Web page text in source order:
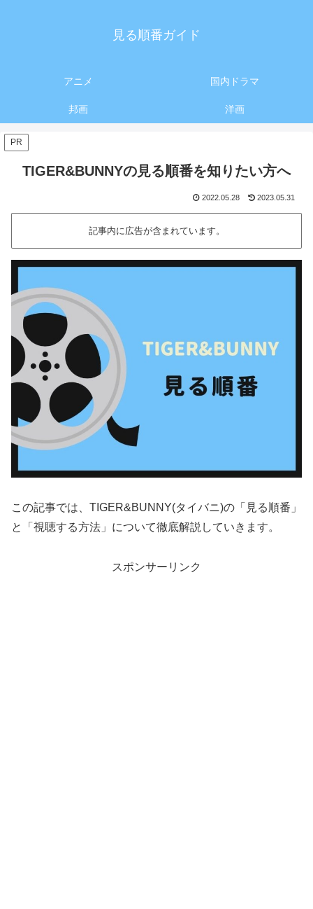
見る順番ガイド
アニメ 国内ドラマ
邦画 洋画
PR
TIGER&BUNNYの見る順番を知りたい方へ
2022.05.28 2023.05.31
記事内に広告が含まれています。
この記事では、TIGER&BUNNY(タイバニ)の「見る順番」
と「視聴する方法」について徹底解説していきます。
スポンサーリンク